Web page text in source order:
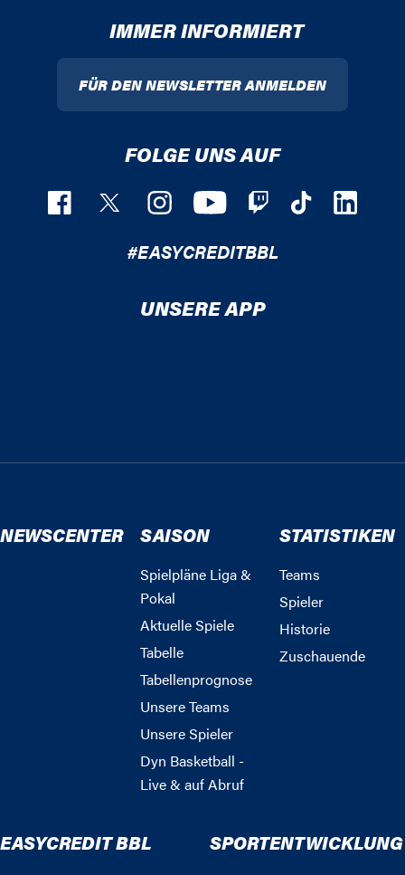
IMMER INFORMIERT
FÜR DEN NEWSLETTER ANMELDEN
FOLGE UNS AUF
#EASYCREDITBBL
UNSERE APP
NEWSCENTER SAISON
Spielpläne Liga &
Pokal
Aktuelle Spiele
Tabelle
Tabellenprognose
Unsere Teams
Unsere Spieler
Dyn Basketball -
Live & auf Abruf
STATISTIKEN
Teams
Spieler
Historie
Zuschauende
EASYCREDIT BBL SPORTENTWICKLUNG